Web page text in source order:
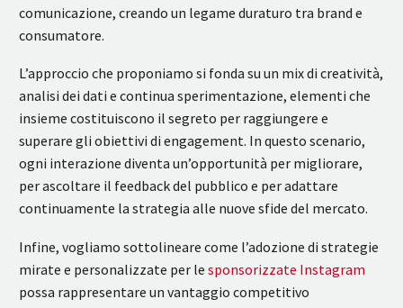
comunicazione, creando un legame duraturo tra brand e
consumatore.
L’approccio che proponiamo si fonda su un mix di creatività,
analisi dei dati e continua sperimentazione, elementi che
insieme costituiscono il segreto per raggiungere e
superare gli obiettivi di engagement. In questo scenario,
ogni interazione diventa un’opportunità per migliorare,
per ascoltare il feedback del pubblico e per adattare
continuamente la strategia alle nuove sfide del mercato.
Infine, vogliamo sottolineare come l’adozione di strategie
mirate e personalizzate per le sponsorizzate Instagram
possa rappresentare un vantaggio competitivo